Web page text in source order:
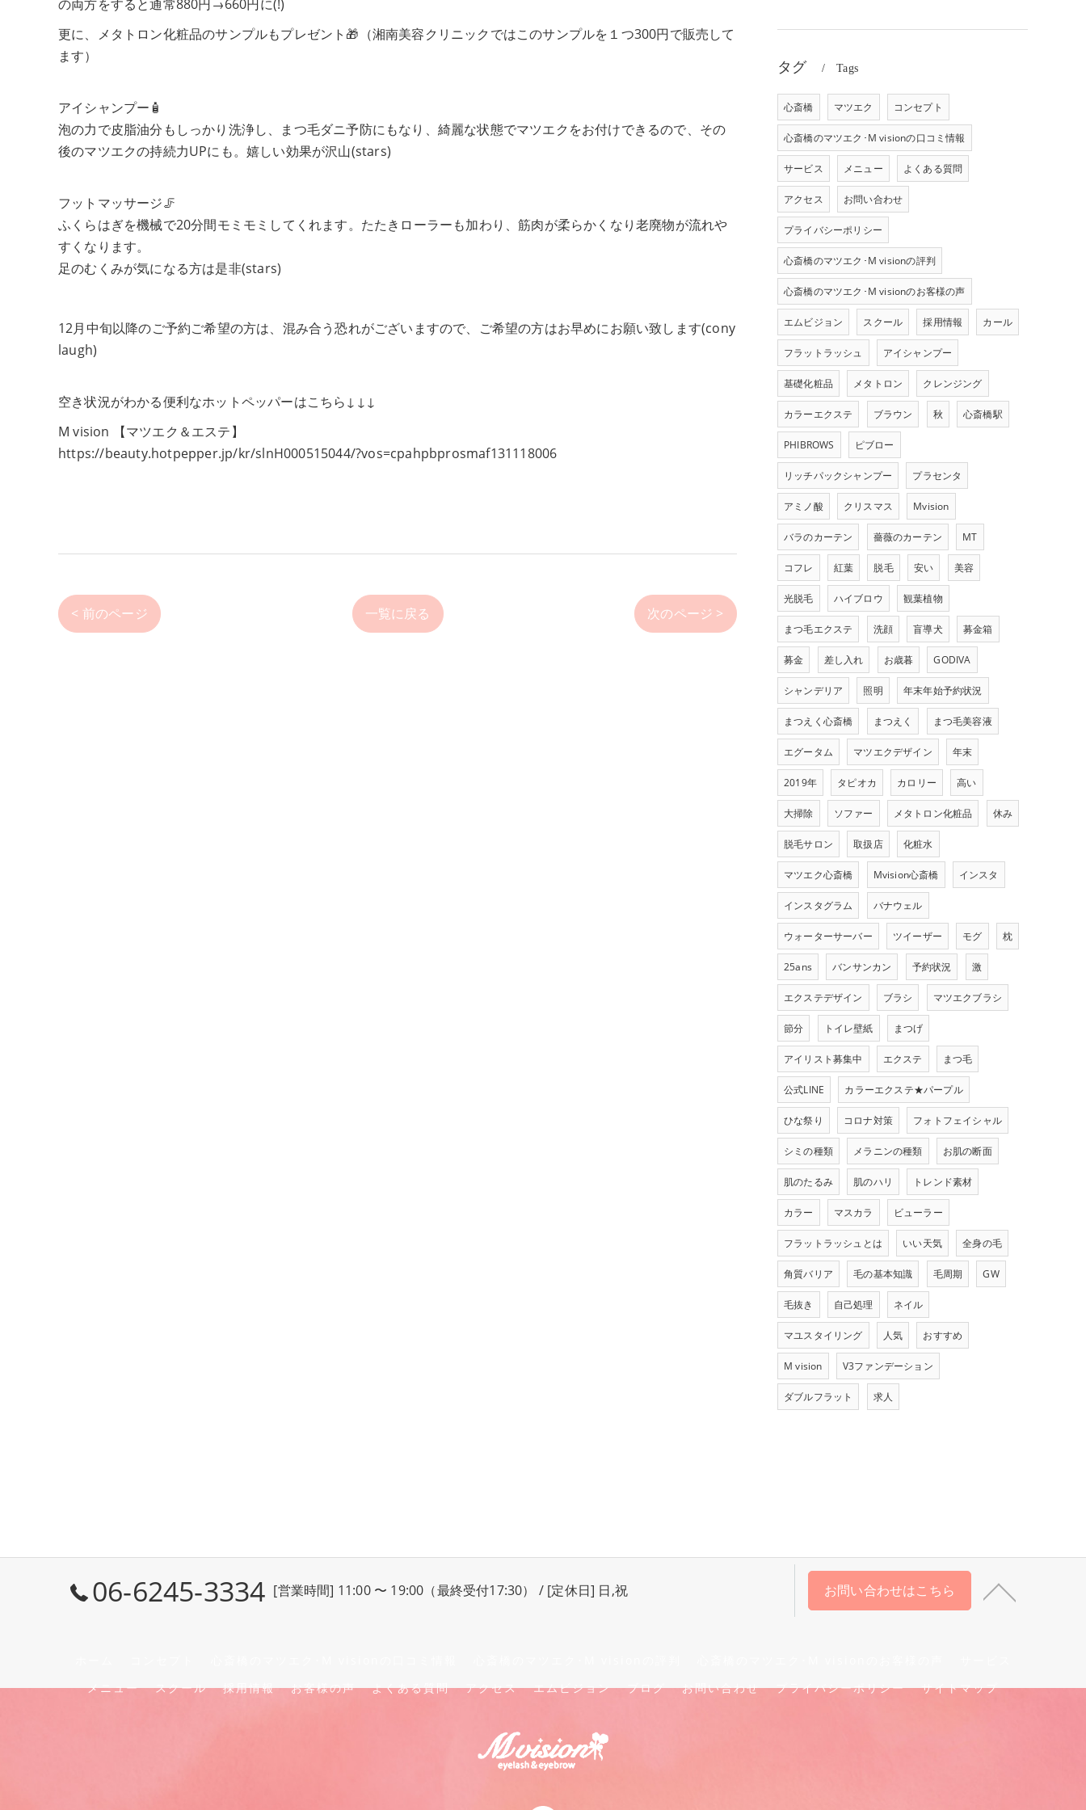
の両方をすると通常880円→660円に(!)
更に、メタトロン化粧品のサンプルもプレゼント🎁（湘南美容クリニックではこのサンプルを１つ300円で販売して
ます）
アイシャンプー🧴
泡の力で皮脂油分もしっかり洗浄し、まつ毛ダニ予防にもなり、綺麗な状態でマツエクをお付けできるので、その
後のマツエクの持続力UPにも。嬉しい効果が沢山(stars)
フットマッサージ🦵
ふくらはぎを機械で20分間モミモミしてくれます。たたきローラーも加わり、筋肉が柔らかくなり老廃物が流れや
すくなります。
足のむくみが気になる方は是非(stars)
12月中旬以降のご予約ご希望の方は、混み合う恐れがございますので、ご希望の方はお早めにお願い致します(cony
laugh)
空き状況がわかる便利なホットペッパーはこちら↓↓↓
M vision 【マツエク＆エステ】
https://beauty.hotpepper.jp/kr/slnH000515044/?vos=cpahpbprosmaf131118006
< 前のページ 一覧に戻る 次のページ >
タグ Tags
心斎橋 マツエク コンセプト
心斎橋のマツエク･M visionの口コミ情報
サービス メニュー よくある質問
アクセス お問い合わせ
プライバシーポリシー
心斎橋のマツエク･M visionの評判
心斎橋のマツエク･M visionのお客様の声
エムビジョン スクール 採用情報 カール
フラットラッシュ アイシャンプー
基礎化粧品 メタトロン クレンジング
カラーエクステ ブラウン 秋 心斎橋駅
PHIBROWS ピブロー
リッチパックシャンプー プラセンタ
アミノ酸 クリスマス Mvision
バラのカーテン 薔薇のカーテン MT
コフレ 紅葉 脱毛 安い 美容
光脱毛 ハイブロウ 観葉植物
まつ毛エクステ 洗顔 盲導犬 募金箱
募金 差し入れ お歳暮 GODIVA
シャンデリア 照明 年末年始予約状況
まつえく心斎橋 まつえく まつ毛美容液
エグータム マツエクデザイン 年末
2019年 タピオカ カロリー 高い
大掃除 ソファー メタトロン化粧品 休み
脱毛サロン 取扱店 化粧水
マツエク心斎橋 Mvision心斎橋 インスタ
インスタグラム バナウェル
ウォーターサーバー ツイーザー モグ 枕
25ans バンサンカン 予約状況 激
エクステデザイン ブラシ マツエクブラシ
節分 トイレ壁紙 まつげ
アイリスト募集中 エクステ まつ毛
公式LINE カラーエクステ★パープル
ひな祭り コロナ対策 フォトフェイシャル
シミの種類 メラニンの種類 お肌の断面
肌のたるみ 肌のハリ トレンド素材
カラー マスカラ ビューラー
フラットラッシュとは いい天気 全身の毛
角質バリア 毛の基本知識 毛周期 GW
毛抜き 自己処理 ネイル
マユスタイリング 人気 おすすめ
M vision V3ファンデーション
ダブルフラット 求人
06-6245-3334 [営業時間] 11:00 〜 19:00（最終受付17:30） / [定休日] 日,祝 お問い合わせはこちら
メニュー
スクール 採用情報 お客様の声 よくある質問 アクセス エムビジョン ブログ お問い合わせ プライバシーポリシー サイトマップ